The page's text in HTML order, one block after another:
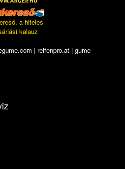
a hiteles
kalauz
| reifenpro.at | gume-